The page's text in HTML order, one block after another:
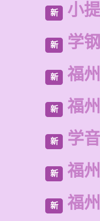
新 小
新 学
新 福
新 福
新 学
新 福
新 福